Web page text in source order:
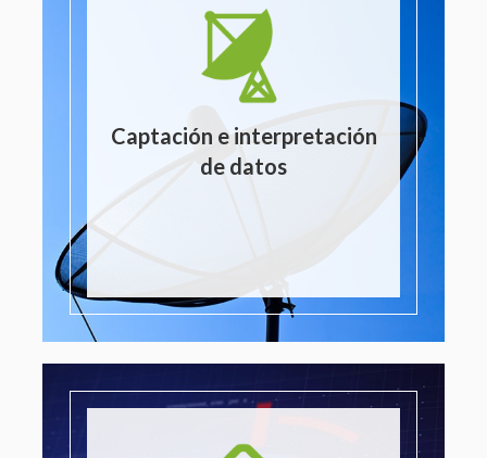
Captación e interpretación
de datos